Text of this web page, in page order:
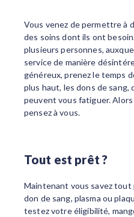
Vous venez de permettre à
des soins dont ils ont
plusieurs personnes,
service de manière
généreux, prenez le temps
plus haut, les dons de sang,
peuvent vous fatiguer.
pensez à vous.
Tout est prêt ?
Maintenant vous savez
don de sang, plasma ou
testez votre éligibilité,